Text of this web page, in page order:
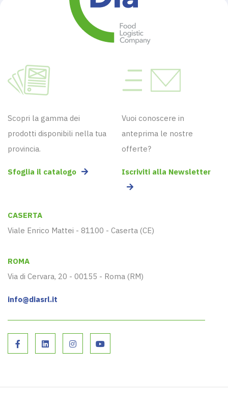
Scopri la gamma dei
prodotti disponibili nella tua
provincia.
Sfoglia il catalogo
Vuoi conoscere in
anteprima le nostre
offerte?
Iscriviti alla Newsletter
CASERTA
Viale Enrico Mattei - 81100 - Caserta (CE)
ROMA
Via di Cervara, 20 - 00155 - Roma (RM)
info@diasrl.it